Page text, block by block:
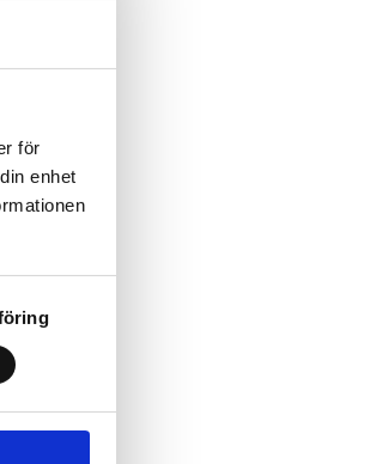
för
enhet